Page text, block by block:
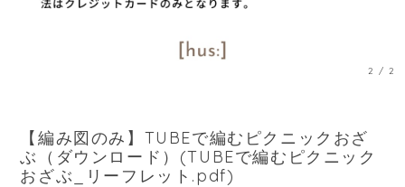
1 /2
【編み図のみ】TUBEで編むピクニックおざ
ぶ（ダウンロード）(TUBEで編むピクニック
おざぶ_リーフレット.pdf)